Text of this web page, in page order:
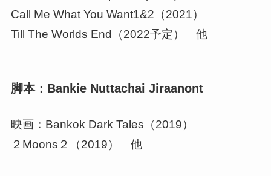
Call Me What You Want1&2（2021）
Till The Worlds End（2022予定） 他
脚本：Bankie Nuttachai Jiraanont
映画：Bankok Dark Tales（2019）
２Moons２（2019） 他